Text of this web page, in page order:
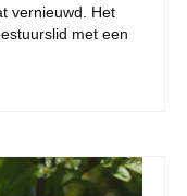
vernieuwd. Het
met een